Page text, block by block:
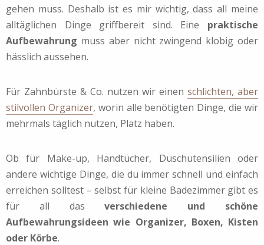
gehen muss. Deshalb ist es mir wichtig, dass all meine
alltäglichen Dinge griffbereit sind. Eine praktische
Aufbewahrung muss aber nicht zwingend klobig oder
hässlich aussehen.
Für Zahnbürste & Co. nutzen wir einen schlichten, aber
stilvollen Organizer, worin alle benötigten Dinge, die wir
mehrmals täglich nutzen, Platz haben.
Ob für Make-up, Handtücher, Duschutensilien oder
andere wichtige Dinge, die du immer schnell und einfach
erreichen solltest – selbst für kleine Badezimmer gibt es
für all dasverschiedene und schöne
Aufbewahrungsideen wie Organizer, Boxen, Kisten
oder Körbe.